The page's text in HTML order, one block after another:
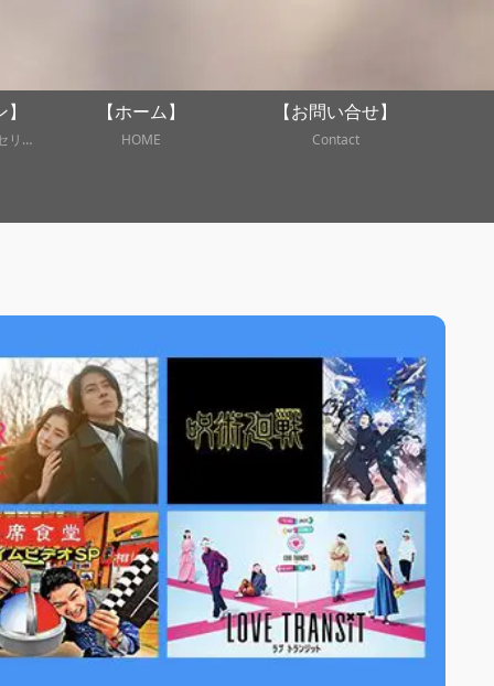
心に残るあの名場面・名セリフを深掘り！
【ホーム】
HOME
【お問い合せ】
Contact